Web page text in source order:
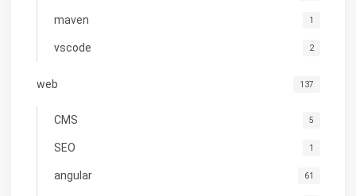
maven 1
vscode 2
web 137
CMS 5
SEO 1
angular 61